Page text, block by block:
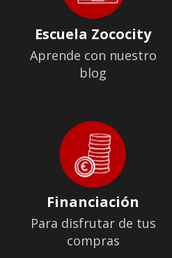
Escuela Zococity
Aprende con nuestro
blog
Financiación
Para disfrutar de tus
compras